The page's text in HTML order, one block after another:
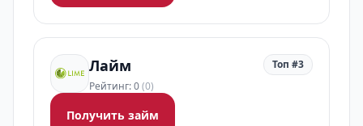
Лайм
Рейтинг: 0(0)
Топ #3
Получить займ